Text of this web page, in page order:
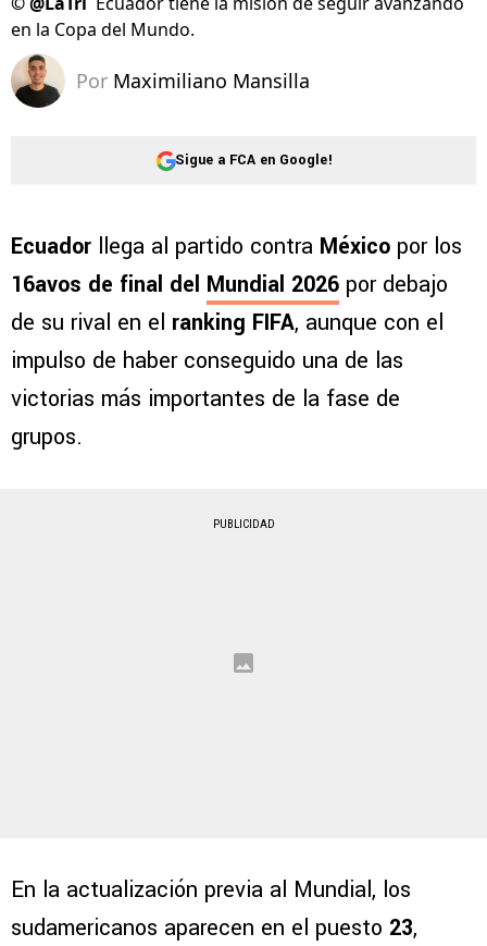
en la Copa del Mundo.
Por Maximiliano Mansilla
Sigue a FCA en Google!
Ecuador llega al partido contra México por los
16avos de final del Mundial 2026 por debajo
de su rival en el ranking FIFA, aunque con el
impulso de haber conseguido una de las
victorias más importantes de la fase de
grupos.
PUBLICIDAD
En la actualización previa al Mundial, los
sudamericanos aparecen en el puesto 23,